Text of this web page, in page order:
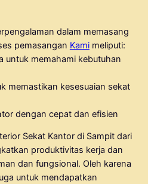
dalam memasang
pemasangan Kamimeliputi:
untuk memahami kebutuhan
memastikan kesesuaian sekat
dengan cepat dan efisien
Sekat Kantor di Sampit dari
produktivitas kerja dan
dan fungsional. Oleh karena
untuk mendapatkan